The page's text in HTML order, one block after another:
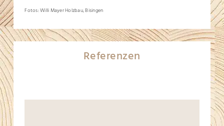
Fotos: Willi Mayer Holzbau, Bisingen
Referenzen